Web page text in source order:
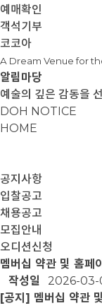
예매확인
객석기부
코코아
A Dream Venue for
알림마당
예술의 깊은 감동을
DOH NOTICE
HOME
공지사항
입찰공고
채용공고
모집안내
오디션신청
멤버십 약관 및 홈페
작성일
2026-03-
[공지] 멤버십 약관